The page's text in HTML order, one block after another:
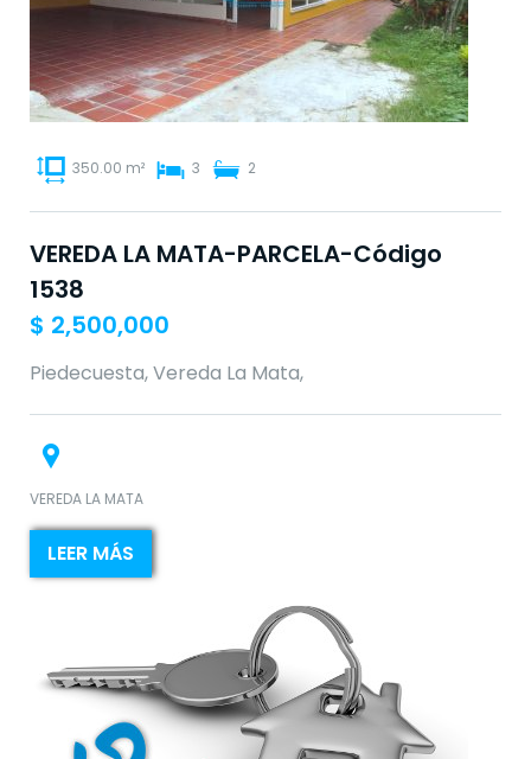
350.00 m² 3 2
VEREDA LA MATA-PARCELA-Código
1538
$ 2,500,000
Piedecuesta, Vereda La Mata,
VEREDA LA MATA
LEER MÁS